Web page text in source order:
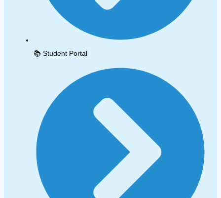
📚 Student Portal